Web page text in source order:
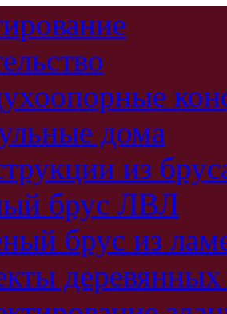
дома
из
брус ЛВЛ
брус из